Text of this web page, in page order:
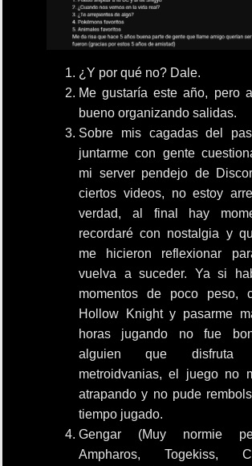
¿Y por qué no? Dale.
Me gustaría este año, pero
bueno organizando salidas.
Sobre mis cagadas del
juntarme con gente
mi server pendejo de
ciertos videos, no estoy
verdad, al final hay
recordaré con nostalgia y
me hicieron reflexionar
vuelva a suceder. Ya si
momentos de poco peso,
Hollow Knight y pasarme
horas jugando no fue
alguien que
metroidvanias, el juego no
atrapando y no pude
tiempo jugado.
Gengar (Muy normie
Ampharos, Togekiss,